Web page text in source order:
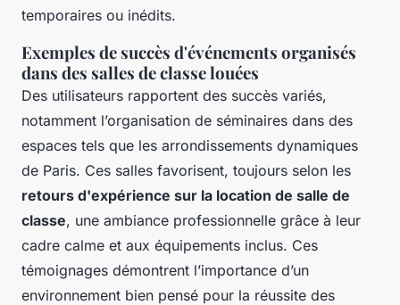
temporaires ou inédits.
Exemples de succès d'événements organisés
dans des salles de classe louées
Des utilisateurs rapportent des succès variés,
notamment l’organisation de séminaires dans des
espaces tels que les arrondissements dynamiques
de Paris. Ces salles favorisent, toujours selon les
retours d'expérience sur la location de salle de
classe, une ambiance professionnelle grâce à leur
cadre calme et aux équipements inclus. Ces
témoignages démontrent l’importance d’un
environnement bien pensé pour la réussite des